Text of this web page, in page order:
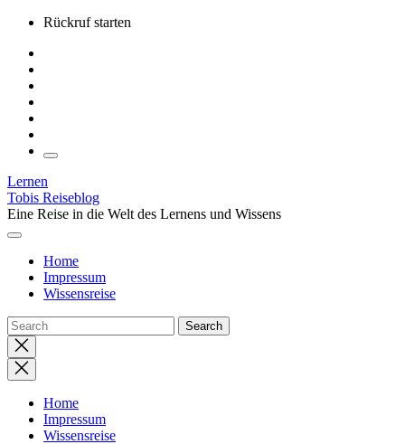
Skip
content
Rückruf starten
Lernen
Tobis Reiseblog
Eine Reise in die Welt des Lernens und Wissens
Home
Impressum
Wissensreise
Close
search
Home
Impressum
Wissensreise